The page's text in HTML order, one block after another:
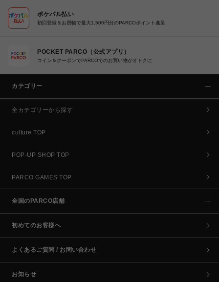
ポケパル払い
初回登録＆お買物で最大1,500円分のPARCOポイント進呈
POCKET PARCO（公式アプリ）
コイン＆クーポンでPARCOでのお買い物がオトクに
カテゴリー
全カテゴリーから探す
culture TOP
POP-UP SHOP TOP
PARCO GAMES TOP
全国のPARCO店舗
初めてのお客様へ
よくあるご質問 / お問い合わせ
お知らせ